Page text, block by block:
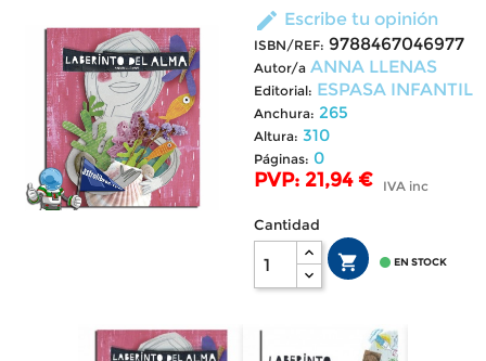
edit Escribe tu opinión
ISBN/REF: 9788467046977
Autor/a ANNA LLENAS
Editorial: ESPASA INFANTIL
Anchura: 265
Altura: 310
Páginas: 0
PVP: 21,94 € IVA inc
Cantidad
  EN STOCK